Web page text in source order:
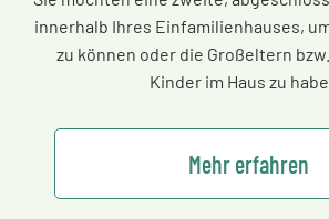
innerhalb Ihres Einfamilienhauses,
zu können oder die Großeltern
Kinder im Haus zu
Mehr erfahren